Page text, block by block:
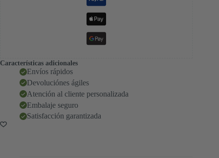
Características adicionales
Envíos rápidos
Devoluciónes ágiles
Atención al cliente personalizada
Embalaje seguro
Satisfacción garantizada